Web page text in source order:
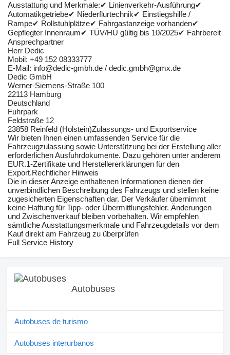
Ausstattung und Merkmale:✔ Linienverkehr-Ausführung✔
Automatikgetriebe✔ Niederflurtechnik✔ Einstiegshilfe /
Rampe✔ Rollstuhlplätze✔ Fahrgastanzeige vorhanden✔
Gepflegter Innenraum✔ TÜV/HU gültig bis 10/2025✔ Fahrbereit
Ansprechpartner
Herr Dedic
Mobil: +49 152 08333777
E-Mail: info@dedic-gmbh.de / dedic.gmbh@gmx.de
Dedic GmbH
Werner-Siemens-Straße 100
22113 Hamburg
Deutschland
Fuhrpark
Feldstraße 12
23858 Reinfeld (Holstein)Zulassungs- und Exportservice
Wir bieten Ihnen einen umfassenden Service für die
Fahrzeugzulassung sowie Unterstützung bei der Erstellung aller
erforderlichen Ausfuhrdokumente. Dazu gehören unter anderem
EUR.1-Zertifikate und Herstellererklärungen für den
Export.Rechtlicher Hinweis
Die in dieser Anzeige enthaltenen Informationen dienen der
unverbindlichen Beschreibung des Fahrzeugs und stellen keine
zugesicherten Eigenschaften dar. Der Verkäufer übernimmt
keine Haftung für Tipp- oder Übermittlungsfehler. Änderungen
und Zwischenverkauf bleiben vorbehalten. Wir empfehlen
sämtliche Ausstattungsmerkmale und Fahrzeugdetails vor dem
Kauf direkt am Fahrzeug zu überprüfen
Full Service History
Autobuses
Autobuses de turismo
Autobuses interurbanos